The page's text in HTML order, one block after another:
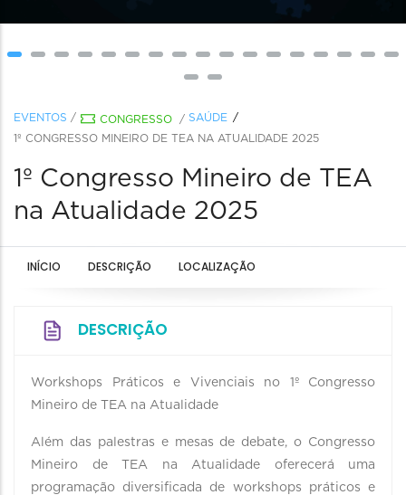
EVENTOS / CONGRESSO / SAÚDE
1º CONGRESSO MINEIRO DE TEA NA ATUALIDADE 2025
1º Congresso Mineiro de TEA
na Atualidade 2025
INÍCIO DESCRIÇÃO LOCALIZAÇÃO
DESCRIÇÃO
Workshops Práticos e Vivenciais no 1º Congresso
Mineiro de TEA na Atualidade
Além das palestras e mesas de debate, o Congresso
Mineiro de TEA na Atualidade oferecerá uma
programação diversificada de workshops práticos e